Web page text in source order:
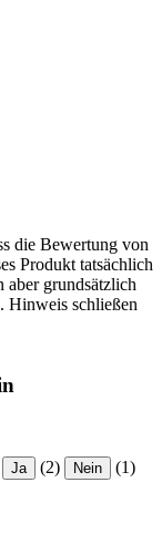
die Bewertung von
Produkt tatsächlich
aber grundsätzlich
Hinweis schließen
Ja (2) Nein (1)